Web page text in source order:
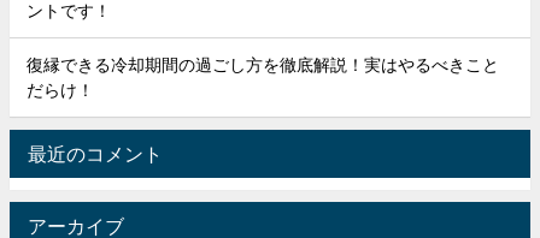
ントです！
復縁できる冷却期間の過ごし方を徹底解説！実はやるべきこと
だらけ！
最近のコメント
アーカイブ